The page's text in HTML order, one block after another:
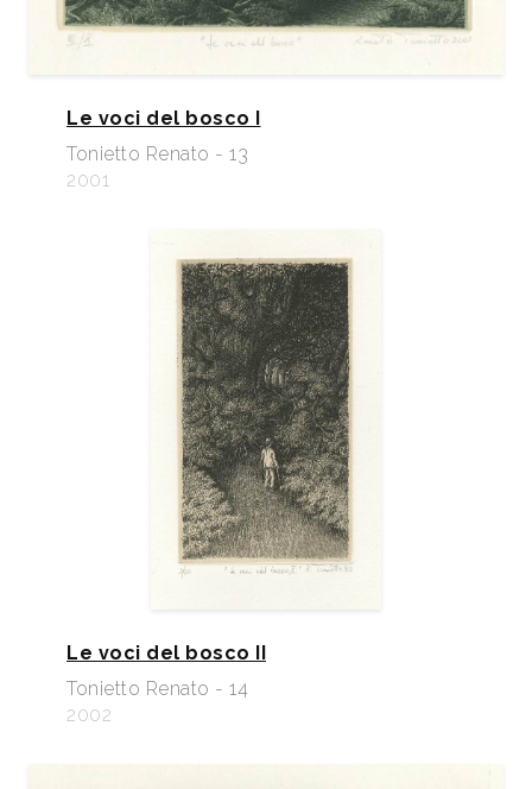
Le voci del bosco I
Tonietto Renato - 13
2001
Le voci del bosco II
Tonietto Renato - 14
2002